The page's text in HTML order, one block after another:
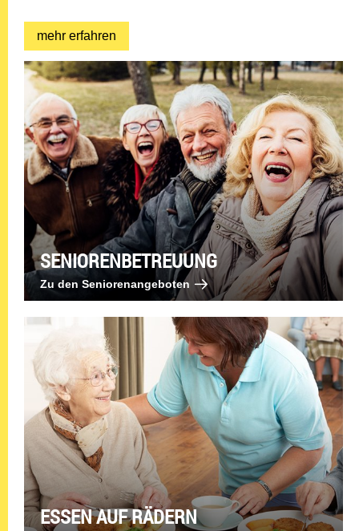
mehr erfahren
SENIORENBETREUUNG
Zu den Seniorenangeboten Zu den Seniorenangeboten:
ESSEN AUF RÄDERN